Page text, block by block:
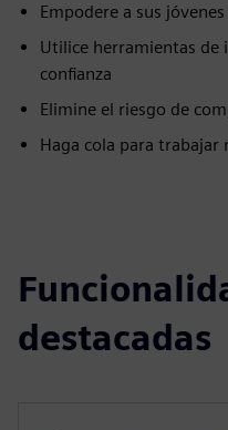
Empodere a sus
Utilice herramientas de
confianza
Elimine el riesgo de
Haga cola para trabajar
destacadas